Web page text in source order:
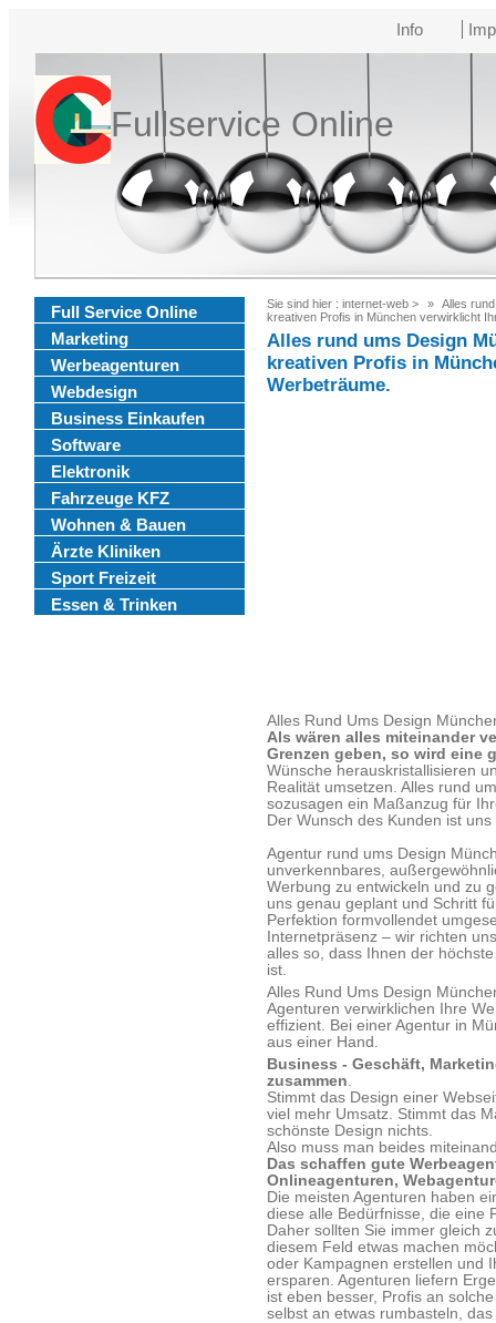
Info
Fullservice Online
Full Service Online
Marketing
Werbeagenturen
Webdesign
Business Einkaufen
Software
Elektronik
Fahrzeuge KFZ
Wohnen & Bauen
Ärzte Kliniken
Sport Freizeit
Essen & Trinken
Sie sind hier : internet-web >
Alles
kreativen Profis in München verwirklicht
Alles rund ums Design
kreativen Profis in
Werbeträume.
Alles Rund Ums Design
Als wären alles miteinander
Grenzen geben, so wird eine
Wünsche herauskristallisieren
Realität umsetzen. Alles rund
sozusagen ein Maßanzug für
Der Wunsch des Kunden ist uns
Agentur rund ums Design
unverkennbares,
Werbung zu entwickeln und zu
uns genau geplant und Schritt
Perfektion formvollendet
Internetpräsenz – wir richten
alles so, dass Ihnen der
ist.
Alles Rund Ums Design
Agenturen verwirklichen Ihre
effizient. Bei einer Agentur in
aus einer Hand.
Business - Geschäft,
zusammen.
Stimmt das Design einer
viel mehr Umsatz. Stimmt das
schönste Design nichts.
Also muss man beides
Das schaffen gute
Onlineagenturen,
Die meisten Agenturen haben
diese alle Bedürfnisse, die eine
Daher sollten Sie immer gleich
diesem Feld etwas machen
oder Kampagnen erstellen und
ersparen. Agenturen liefern
ist eben besser, Profis an
selbst an etwas rumbasteln,